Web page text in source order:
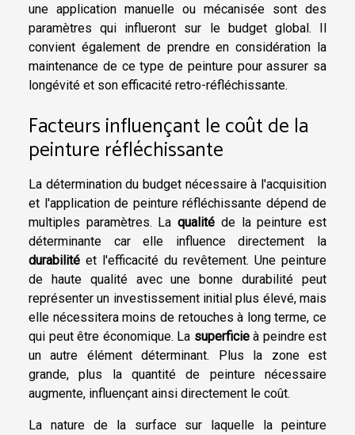
une application manuelle ou mécanisée sont des
paramètres qui influeront sur le budget global. Il
convient également de prendre en considération la
maintenance de ce type de peinture pour assurer sa
longévité et son efficacité retro-réfléchissante.
Facteurs influençant le coût de la
peinture réfléchissante
La détermination du budget nécessaire à l'acquisition
et l'application de peinture réfléchissante dépend de
multiples paramètres. Laqualité de la peinture est
déterminante car elle influence directement la
durabilité et l'efficacité du revêtement. Une peinture
de haute qualité avec une bonne durabilité peut
représenter un investissement initial plus élevé, mais
elle nécessitera moins de retouches à long terme, ce
qui peut être économique. La superficieà peindre est
un autre élément déterminant. Plus la zone est
grande, plus la quantité de peinture nécessaire
augmente, influençant ainsi directement le coût.
La nature de la surface sur laquelle la peinture